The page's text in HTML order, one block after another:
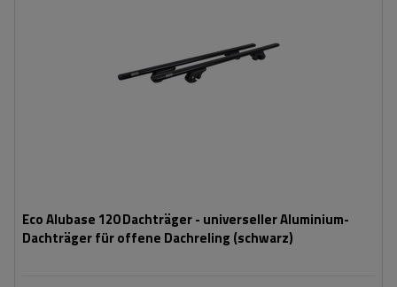
Eco Alubase 120 Dachträger - universeller Aluminium-
Dachträger für offene Dachreling (schwarz)